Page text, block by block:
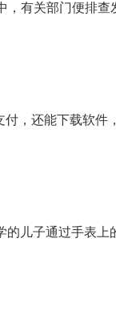
，有关部门便排查
，还能下载软件
儿子通过手表上